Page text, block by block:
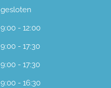
gesloten
9:00 - 12:00
9:00 - 17:30
9:00 - 17:30
9:00 - 16:30